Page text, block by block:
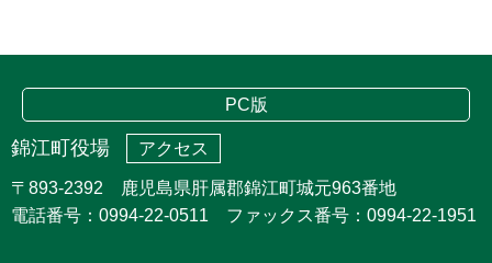
PC版
錦江町役場 アクセス
〒893-2392 鹿児島県肝属郡錦江町城元963番地
電話番号：0994-22-0511 ファックス番号：0994-22-1951